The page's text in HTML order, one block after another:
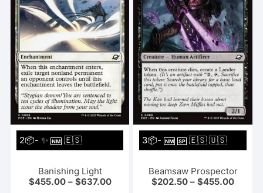
2📦- ✨NM 🇪🇸
Banishing Light
$455.00– $637.00
3📦-NM SP 🇪🇸 🇺🇸
Beamsaw Prospector
$202.50 –$455.00